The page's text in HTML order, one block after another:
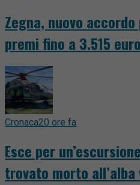
Zegna, nuovo
premi fino a 3.515 euro
Cronaca20 ore fa
Esce per
trovato morto